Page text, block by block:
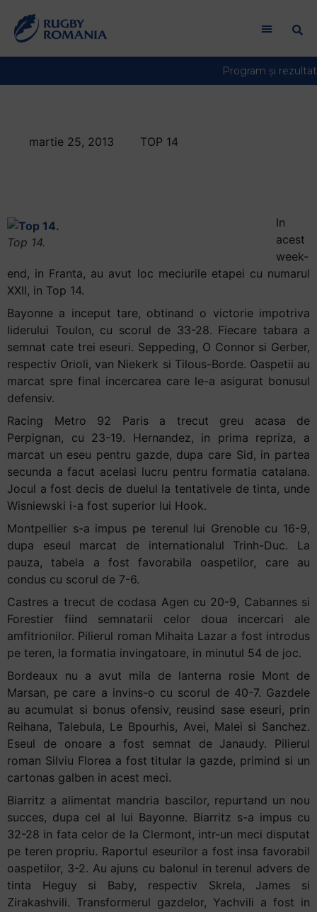
martie 25, 2013 TOP 14
Top 14.
In
acest
week-
end, in Franta, au avut loc meciurile etapei cu numarul
XXII, in Top 14.
Bayonne a inceput tare, obtinand o victorie impotriva
liderului Toulon, cu scorul de 33-28. Fiecare tabara a
semnat cate trei eseuri. Seppeding, O Connor si Gerber,
respectiv Orioli, van Niekerk si Tilous-Borde. Oaspetii au
marcat spre final incercarea care le-a asigurat bonusul
defensiv.
Racing Metro 92 Paris a trecut greu acasa de
Perpignan, cu 23-19. Hernandez, in prima repriza, a
marcat un eseu pentru gazde, dupa care Sid, in partea
secunda a facut acelasi lucru pentru formatia catalana.
Jocul a fost decis de duelul la tentativele de tinta, unde
Wisniewski i-a fost superior lui Hook.
Montpellier s-a impus pe terenul lui Grenoble cu 16-9,
dupa eseul marcat de internationalul Trinh-Duc. La
pauza, tabela a fost favorabila oaspetilor, care au
condus cu scorul de 7-6.
Castres a trecut de codasa Agen cu 20-9, Cabannes si
Forestier fiind semnatarii celor doua incercari ale
amfitrionilor. Pilierul roman Mihaita Lazar a fost introdus
pe teren, la formatia invingatoare, in minutul 54 de joc.
Bordeaux nu a avut mila de lanterna rosie Mont de
Marsan, pe care a invins-o cu scorul de 40-7. Gazdele
au acumulat si bonus ofensiv, reusind sase eseuri, prin
Reihana, Talebula, Le Bpourhis, Avei, Malei si Sanchez.
Eseul de onoare a fost semnat de Janaudy. Pilierul
roman Silviu Florea a fost titular la gazde, primind si un
cartonas galben in acest meci.
Biarritz a alimentat mandria bascilor, repurtand un nou
succes, dupa cel al lui Bayonne. Biarritz s-a impus cu
32-28 in fata celor de la Clermont, intr-un meci disputat
pe teren propriu. Raportul eseurilor a fost insa favorabil
oaspetilor, 3-2. Au ajuns cu balonul in terenul advers de
tinta Heguy si Baby, respectiv Skrela, James si
Zirakashvili. Transformerul gazdelor, Yachvili a fost in